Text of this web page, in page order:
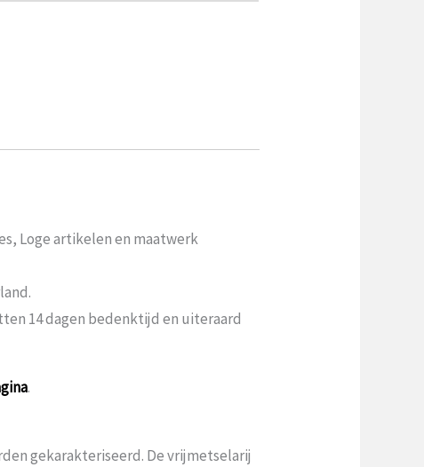
Loge artikelen en maatwerk
14 dagen bedenktijd en uiteraard
.
gekarakteriseerd. De vrijmetselarij